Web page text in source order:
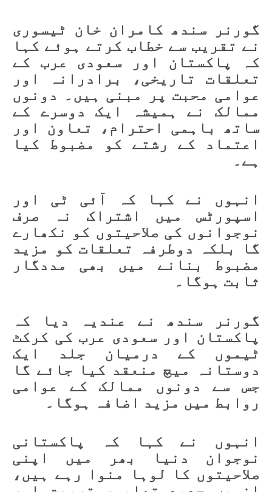
گورنر سندھ کامران خان ٹیسوری
نے تقریب سے خطاب کرتے ہوئے کہا
کہ پاکستان اور سعودی عرب کے
تعلقات تاریخی، برادرانہ اور
عوامی محبت پر مبنی ہیں۔ دونوں
ممالک نے ہمیشہ ایک دوسرے کے
ساتھ باہمی احترام، تعاون اور
اعتماد کے رشتے کو مضبوط کیا
ہے۔
انہوں نے کہا کہ آئی ٹی اور
اسپورٹس میں اشتراک نہ صرف
نوجوانوں کی صلاحیتوں کو نکھارے
گا بلکہ دوطرفہ تعلقات کو مزید
مضبوط بنانے میں بھی مددگار
ثابت ہوگا۔
گورنر سندھ نے عندیہ دیا کہ
پاکستان اور سعودی عرب کی کرکٹ
ٹیموں کے درمیان جلد ایک
دوستانہ میچ منعقد کیا جائے گا
جس سے دونوں ممالک کے عوامی
روابط میں مزید اضافہ ہوگا۔
انہوں نے کہا کہ پاکستانی
نوجوان دنیا بھر میں اپنی
صلاحیتوں کا لوہا منوا رہے ہیں،